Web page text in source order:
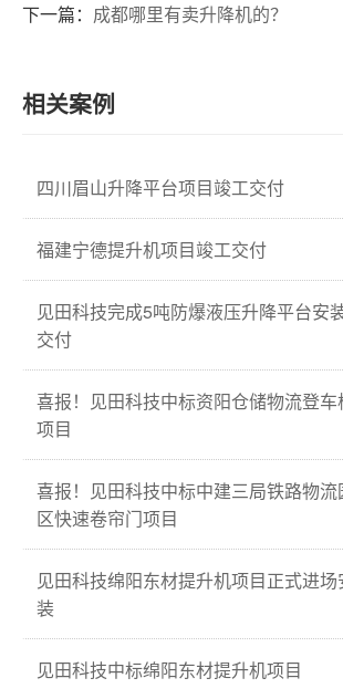
下一篇： 成都哪里有卖升降机的？
相关案例
四川眉山升降平台项目竣工交付
福建宁德提升机项目竣工交付
见田科技完成5吨防爆液压升降平台安
交付
喜报！见田科技中标资阳仓储物流登车
项目
喜报！见田科技中标中建三局铁路物流
区快速卷帘门项目
见田科技绵阳东材提升机项目正式进场
装
见田科技中标绵阳东材提升机项目